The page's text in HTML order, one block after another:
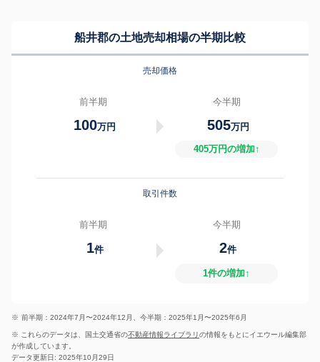
船井郡の土地売却相場の半期比較
売却価格
前半期
100万円
今半期
505万円
405万円の増加↑
取引件数
前半期
1件
今半期
2件
1件の増加↑
※ 前半期：2024年7月〜2024年12月、今半期：2025年1月〜2025年6月
※ これらのデータは、国土交通省の不動産情報ライブラリの情報をもとにイエウール編集部
が作成しています。
データ更新日: 2025年10月29日